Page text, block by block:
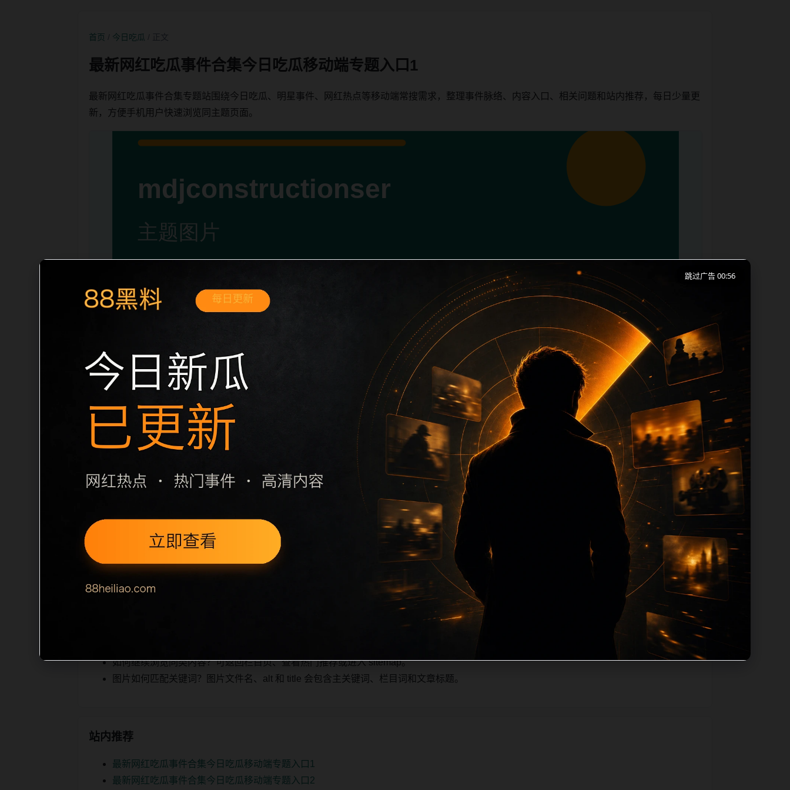
首页 今日吃瓜
最新网红吃瓜事件合集今日吃瓜移动端专题入口1
最新网红吃瓜事件合集专题站围绕今日吃瓜、明星事件、网红热点等移动端常搜需求，整理事件脉络、内容入口、相关问题和站内推荐，每日少量更
新，方便手机用户快速浏览同主题页面。
移动端搜索场景
最新网红吃瓜事件合集今日吃瓜移动端专题入口1围绕最新网红吃瓜事件合集和今日吃瓜展开，适合移动端用户在短时间内理解页面主题、入口路径
和延伸阅读方向。本站在整理内容时优先保持标题、摘要、栏目和图片说明一致，减少无关词堆砌，避免同一批页面出现高度重复。从搜索体验看，
用户通常先看标题是否明确，再看摘要是否说明更新范围，随后通过栏目入口继续浏览同类内容。因此本页保留面包屑、同类推荐、热门推荐、上一
篇下一篇和 sitemap 入口，让重要页面点击深度控制在三次以内。后续更新会围绕今日吃瓜持续补充新内容，每次新增保持少量、稳定、
相关，图片文件名和 alt/title 也跟随主关键词、栏目词和文章标题生成。如果采集内容缺少图片，将使用同主题默认图兜底；如果标题过短、描述为
空、正文摘要不足或关键词连续重复，则不进入发布队列。本页还加入常见问题和站内推荐，帮助用户从一个入口跳转到同类页面、专题合集和热榜
内容，提升停留时间和页面可抓取性。第1条内容作为初始建设页，重点承担栏目深度补齐、内链结构完善和后续采集归类的承接作用。
如何继续浏览同类内容？可返回栏目页、查看热门推荐或进入 sitemap。
图片如何匹配关键词？图片文件名、alt 和 title 会包含主关键词、栏目词和文章标题。
站内推荐
最新网红吃瓜事件合集今日吃瓜移动端专题入口1
最新网红吃瓜事件合集今日吃瓜移动端专题入口2
跳过广告 00:56